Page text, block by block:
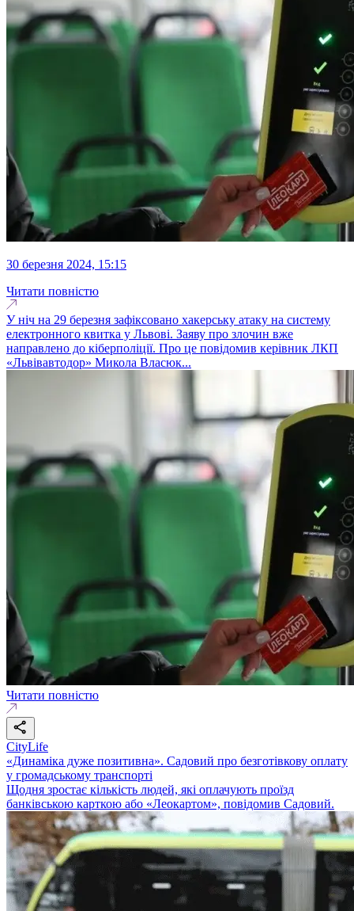
30 березня 2024, 15:15
Читати повністю
У ніч на 29 березня зафіксовано хакерську атаку на систему
електронного квитка у Львові. Заяву про злочин вже
направлено до кіберполіції. Про це повідомив керівник ЛКП
«Львівавтодор» Микола Власюк...
Читати повністю
CityLife
«Динаміка дуже позитивна». Садовий про безготівкову оплату
у громадському транспорті
Щодня зростає кількість людей, які оплачують проїзд
банківською карткою або «Леокартом», повідомив Садовий.